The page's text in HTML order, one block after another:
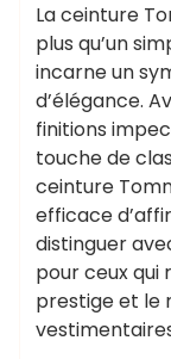
La ceinture
plus qu’un
incarne un
d’élégance.
finitions
touche de
ceinture
efficace
distinguer
pour ceux qui
prestige et le